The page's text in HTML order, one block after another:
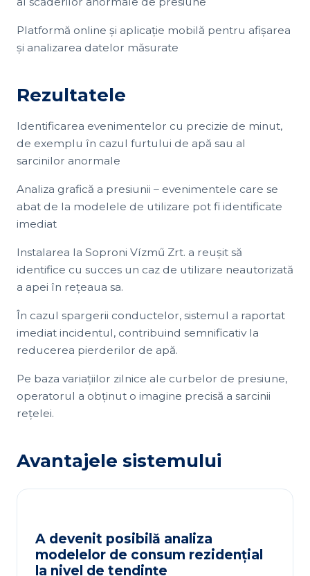
Platformă online și aplicație mobilă pentru afișarea
și analizarea datelor măsurate
Rezultatele
Identificarea evenimentelor cu precizie de minut,
de exemplu în cazul furtului de apă sau al
sarcinilor anormale
Analiza grafică a presiunii – evenimentele care se
abat de la modelele de utilizare pot fi identificate
imediat
Instalarea la Soproni Vízmű Zrt. a reușit să
identifice cu succes un caz de utilizare neautorizată
a apei în rețeaua sa.
În cazul spargerii conductelor, sistemul a raportat
imediat incidentul, contribuind semnificativ la
reducerea pierderilor de apă.
Pe baza variațiilor zilnice ale curbelor de presiune,
operatorul a obținut o imagine precisă a sarcinii
rețelei.
Avantajele sistemului
A devenit posibilă analiza
modelelor de consum rezidențial
la nivel de tendințe